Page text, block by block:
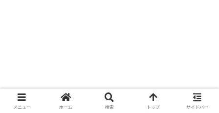
メニュー ホーム 検索 トップ サイドバー